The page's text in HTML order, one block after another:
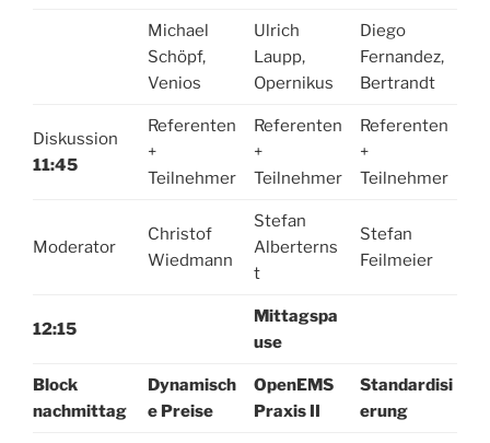
Michael
Schöpf,
Venios
Ulrich
Laupp,
Opernikus
Diego
Fernandez,
Bertrandt
Diskussion
11:45
Referenten
+
Teilnehmer
Referenten
+
Teilnehmer
Referenten
+
Teilnehmer
Moderator
Christof
Wiedmann
Stefan
Alberterns
t
Stefan
Feilmeier
12:15
Mittagspa
use
Block
nachmittag
Dynamisch
e Preise
OpenEMS
Praxis II
Standardisi
erung